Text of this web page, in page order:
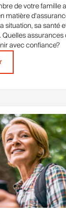
de votre famille
matière
situation, sa santé
avec confiance?